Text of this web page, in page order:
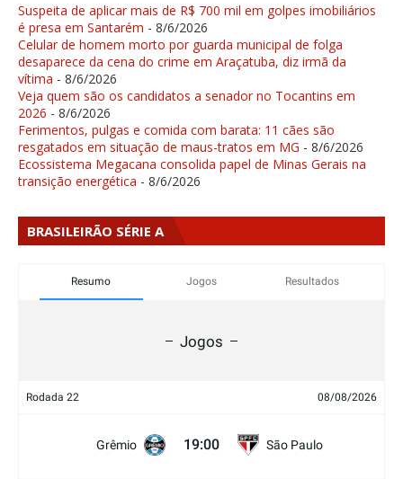
Suspeita de aplicar mais de R$ 700 mil em golpes imobiliários
é presa em Santarém - 8/6/2026
Celular de homem morto por guarda municipal de folga
desaparece da cena do crime em Araçatuba, diz irmã da
vítima - 8/6/2026
Veja quem são os candidatos a senador no Tocantins em
2026 - 8/6/2026
Ferimentos, pulgas e comida com barata: 11 cães são
resgatados em situação de maus-tratos em MG - 8/6/2026
Ecossistema Megacana consolida papel de Minas Gerais na
transição energética - 8/6/2026
BRASILEIRÃO SÉRIE A
Resumo Jogos Resultados
Jogos
Rodada 22 08/08/2026
Grêmio 19:00 São Paulo